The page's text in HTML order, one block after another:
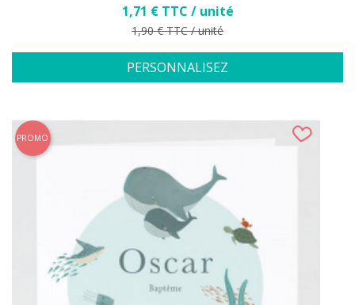
Prix
1,71 € TTC / unité
Prix de base
1,90 € TTC / unité
PERSONNALISEZ
PROMO